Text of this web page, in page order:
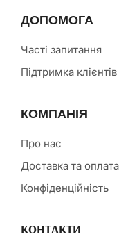
ДОПОМОГА
Часті запитання
Підтримка клієнтів
КОМПАНІЯ
Про нас
Доставка та оплата
Конфіденційність
КОНТАКТИ